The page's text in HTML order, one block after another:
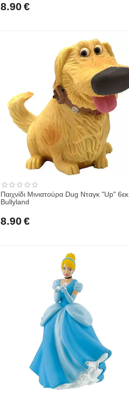
8.90 €
Παιχνίδι Μινιατούρα Dug Νταγκ "Up" 6εκ.
Bullyland
8.90 €